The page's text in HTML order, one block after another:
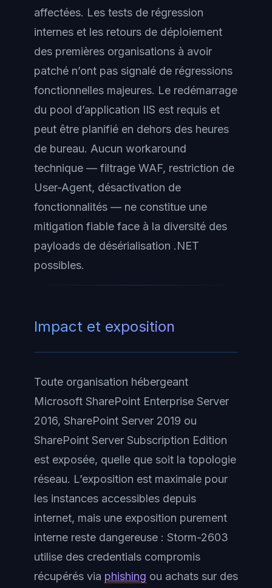
affectées. Les tests de régression
internes et les retours de déploiement
des premières organisations à avoir
patché n’ont pas signalé de régressions
fonctionnelles majeures. Le redémarrage
du pool d’application IIS est requis et
peut être planifié en dehors des heures
de bureau. Aucun workaround
technique — filtrage WAF, restriction de
User-Agent, désactivation de
fonctionnalités — ne constitue une
mitigation fiable face à la diversité des
payloads de désérialisation .NET
possibles.
Impact et exposition
Toute organisation hébergeant
Microsoft SharePoint Enterprise Server
2016, SharePoint Server 2019 ou
SharePoint Server Subscription Edition
est exposée, quelle que soit la topologie
réseau. L’exposition est maximale pour
les instances accessibles depuis
internet, mais une exposition purement
interne reste dangereuse : Storm-2603
utilise des credentials compromis
récupérés via phishing ou achats sur des